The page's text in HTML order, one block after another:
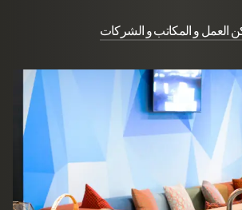
العمل و المكاتب و الشركات